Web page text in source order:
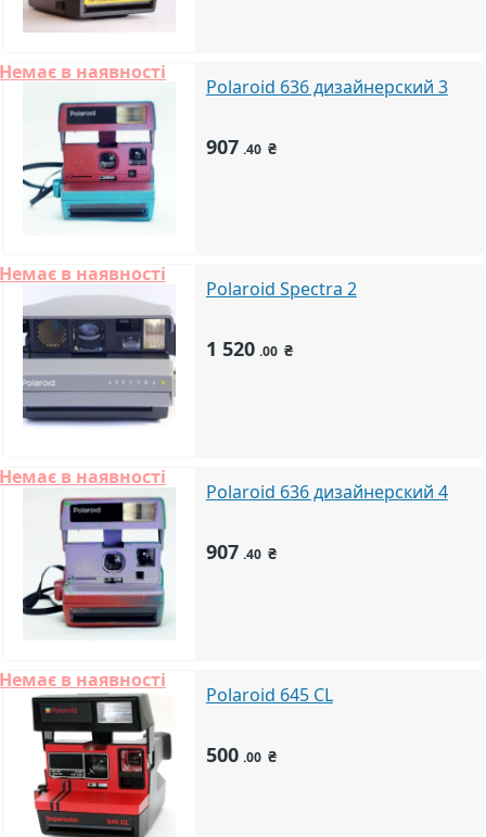
Немає в наявності
Polaroid 636 дизайнерский 3
907 .40 ₴
Немає в наявності
Polaroid Spectra 2
1 520 .00 ₴
Немає в наявності
Polaroid 636 дизайнерский 4
907 .40 ₴
Немає в наявності
Polaroid 645 CL
500 .00 ₴